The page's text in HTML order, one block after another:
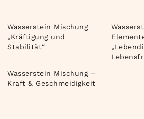
Wasserstein Mischung
„Kräftigung und
Stabilität“
Wasserstein Mischung –
Kraft & Geschmeidigkeit